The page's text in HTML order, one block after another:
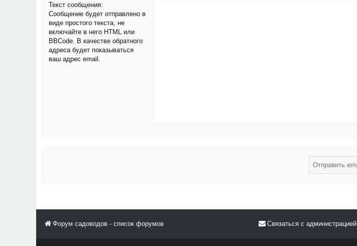
Текст сообщения:
Сообщение будет отправлено в
виде простого текста, не
включайте в него HTML или
BBCode. В качестве обратного
адреса будет показываться
ваш адрес email.
Форум садоводов - список форумов Связаться с администрацией